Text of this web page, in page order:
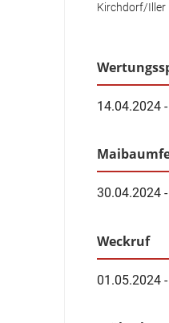
Kirchdorf/Iller
14.04.2024
30.04.2024
Weckruf
01.05.2024